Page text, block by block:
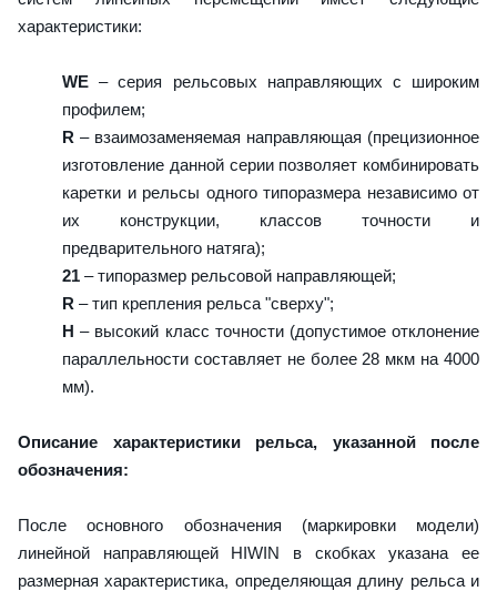
характеристики:
WE – серия рельсовых направляющих с широким
профилем;
R – взаимозаменяемая направляющая (прецизионное
изготовление данной серии позволяет комбинировать
каретки и рельсы одного типоразмера независимо от
их конструкции, классов точности и
предварительного натяга);
21 – типоразмер рельсовой направляющей;
R – тип крепления рельса "сверху";
H – высокий класс точности (допустимое отклонение
параллельности составляет не более 28 мкм на 4000
мм).
Описание характеристики рельса, указанной после
обозначения:
После основного обозначения (маркировки модели)
линейной направляющей HIWIN в скобках указана ее
размерная характеристика, определяющая длину рельса и